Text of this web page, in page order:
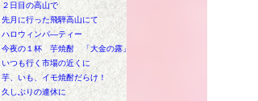
２日目の高山で
先月に行った飛騨高山にて
ハロウィンパ―ティー
今夜の１杯 芋焼酎 「大金の露」
いつも行く市場の近くに
芋、いも、イモ焼酎だらけ！
久しぶりの連休に